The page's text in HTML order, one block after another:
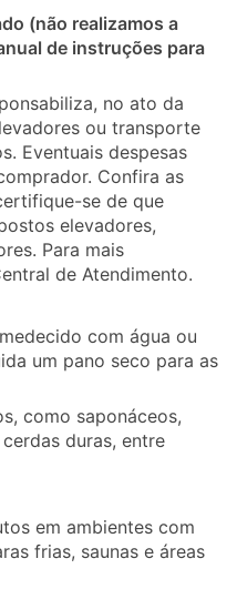
(não realizamos a
de instruções para
no ato da
ou transporte
Eventuais despesas
Confira as
se de que
elevadores,
Para mais
de Atendimento.
com água ou
um pano seco para as
como saponáceos,
duras, entre
em ambientes com
frias, saunas e áreas